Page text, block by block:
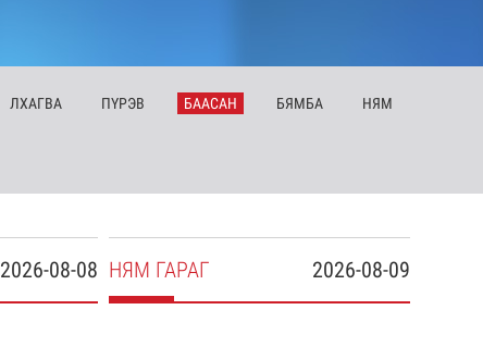
ЛХАГВА ПҮРЭВ БААСАН БЯМБА НЯМ
2026-08-08 2026-08-09
НЯМ ГАРАГ